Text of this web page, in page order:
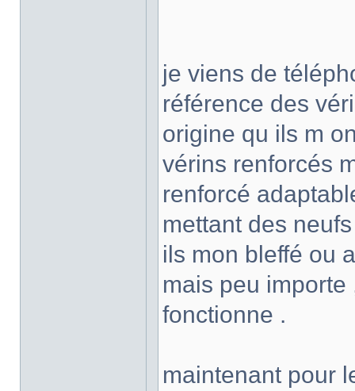
je viens de
référence des
origine qu ils m
vérins renforcés
renforcé
mettant des
ils mon bleffé ou
mais peu
fonctionne .
maintenant pour